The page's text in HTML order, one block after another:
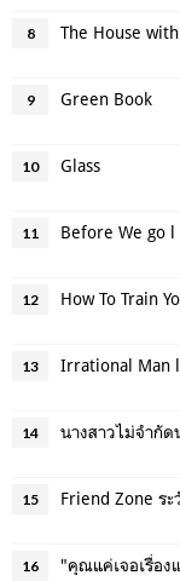
8 The House
9 Green Book
10 Glass
11 Before We go l
12
13
14 นางสาวไม่จำกัด
15 Friend Zone ร
16 "คุณแค่เจอเรื่อง